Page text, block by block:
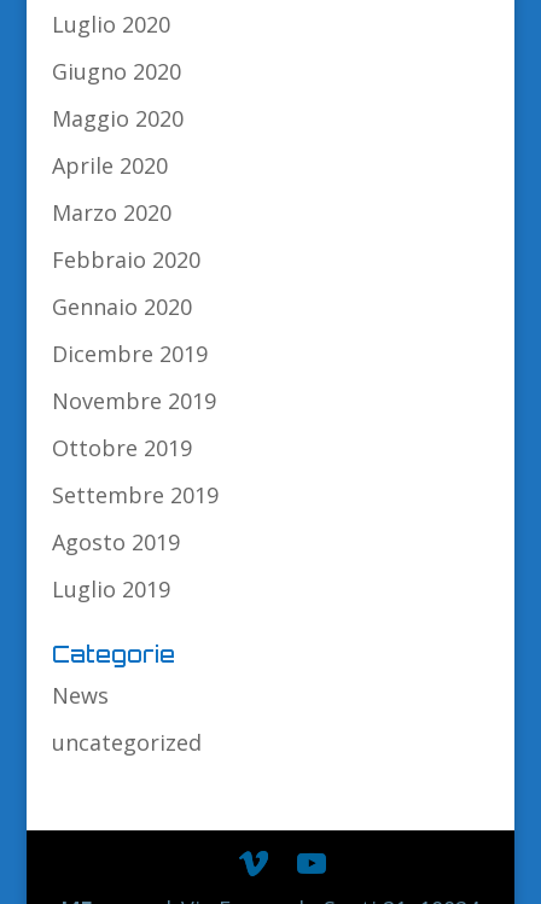
Luglio 2020
Giugno 2020
Maggio 2020
Aprile 2020
Marzo 2020
Febbraio 2020
Gennaio 2020
Dicembre 2019
Novembre 2019
Ottobre 2019
Settembre 2019
Agosto 2019
Luglio 2019
Categorie
News
uncategorized